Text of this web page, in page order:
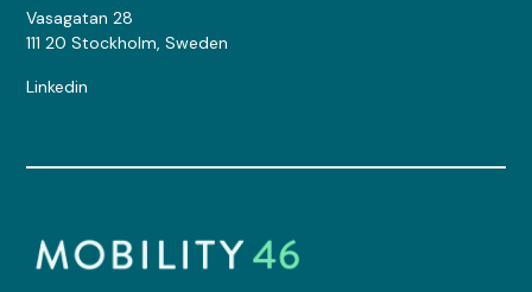
Vasagatan 28
111 20 Stockholm, Sweden
Linkedin